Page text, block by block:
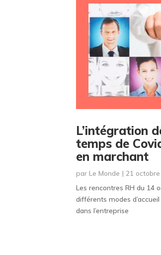
L’intégration
temps de
en marchant
parLe Monde | 21
Les rencontres RH du 14
différents modes
dans l’entreprise